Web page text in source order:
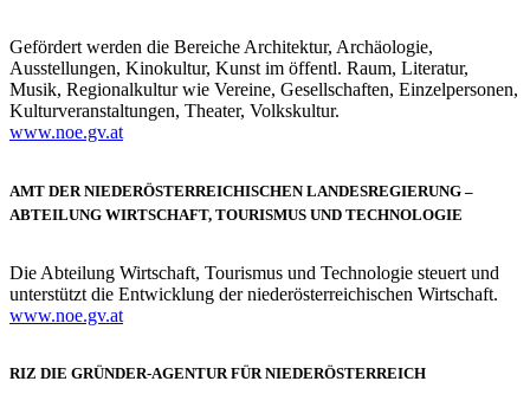
Gefördert werden die Bereiche Architektur, Archäologie,
Ausstellungen, Kinokultur, Kunst im öffentl. Raum, Literatur,
Musik, Regionalkultur wie Vereine, Gesellschaften, Einzelpersonen,
Kulturveranstaltungen, Theater, Volkskultur.
www.noe.gv.at
AMT DER NIEDERÖSTERREICHISCHEN LANDESREGIERUNG –
ABTEILUNG WIRTSCHAFT, TOURISMUS UND TECHNOLOGIE
Die Abteilung Wirtschaft, Tourismus und Technologie steuert und
unterstützt die Entwicklung der niederösterreichischen Wirtschaft.
www.noe.gv.at
RIZ DIE GRÜNDER-AGENTUR FÜR NIEDERÖSTERREICH